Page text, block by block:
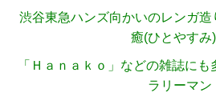
渋谷東急ハンズ向かいのレンガ
癒(ひとやすみ
「Ｈａｎａｋｏ」などの雑誌に
ラリーマン